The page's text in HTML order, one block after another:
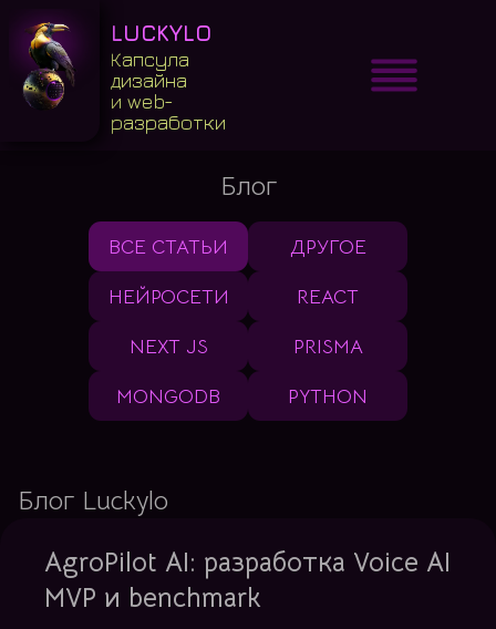
LUCKYLO
Капсула
дизайна
и web-
разработки
Блог
ВСЕ СТАТЬИ ДРУГОЕ
НЕЙРОСЕТИ REACT
NEXT JS PRISMA
MONGODB PYTHON
Блог Luckylo
AgroPilot AI: разработка Voice AI
MVP и benchmark